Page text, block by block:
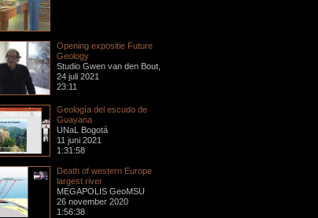
Opening expositie Future
Geology
Studio Gwen van den Bout,
24 juli 2021
23:11
Geología del escudo de
Guayana
UNaL Bogotá
11 juni 2021
1:31:58
Death of western Europe
largest river
MEGAPOLIS GeoMSU
26 november 2020
1:56:38